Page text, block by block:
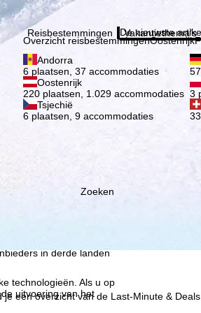
wij, TravelTrex GmbH,
behulp van
individuele
in derde landen
technologieën. Als u op
uitvoering van het
Reisbestemmingen
Overzicht reisbestemmingenOostenrijk
Andorra
6 plaatsen, 37 accommodaties
Oostenrijk
220 plaatsen, 1.029 accommodaties 3
Tsjechië
6 plaatsen, 9 accommodaties
Vakantiethema's
De nieuwste
Zoeken
een overzicht van de Last-Minute &